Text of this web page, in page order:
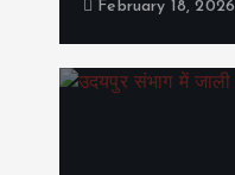
February 18, 2026